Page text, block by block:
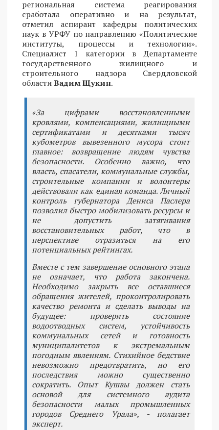
региональная система реагирования
сработала оперативно и на результат,
отметил аспирант кафедры политических
наук в УРФУ по направлению «Политические
институты, процессы и технологии».
Специалист 1 категории в Департаменте
государственного жилищного и
строительного надзора Свердловской
областиВадим Щукин.
«За цифрами восстановленными
кровлями, компенсациями, жилищными
сертификатами и десятками тысяч
кубометров вывезенного мусора стоит
главное: возвращение людям чувства
безопасности. Особенно важно, что
власть, спасатели, коммунальные службы,
строительные компании и волонтеры
действовали как единая команда. Личный
контроль губернатора Дениса Паслера
позволил быстро мобилизовать ресурсы и
не допустить затягивания
восстановительных работ, что в
перспективе отразиться на его
потенциальных рейтингах.
Вместе с тем завершение основного этапа
не означает, что работа закончена.
Необходимо закрыть все оставшиеся
обращения жителей, проконтролировать
качество ремонта и сделать выводы на
будущее: проверить состояние
водоотводных систем, устойчивость
коммунальных сетей и готовность
муниципалитетов к экстремальным
погодным явлениям. Стихийное бедствие
невозможно предотвратить, но его
последствия можно существенно
сократить. Опыт Кушвы должен стать
основой для системного аудита
безопасности малых промышленных
городов Среднего Урала», - полагает
эксперт.